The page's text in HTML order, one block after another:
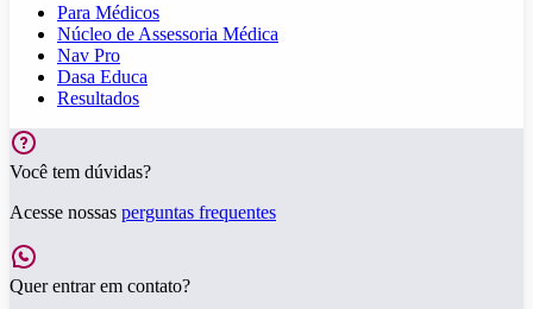
Para Médicos
Núcleo de Assessoria Médica
Nav Pro
Dasa Educa
Resultados
Você tem dúvidas?
Acesse nossas perguntas frequentes
Quer entrar em contato?